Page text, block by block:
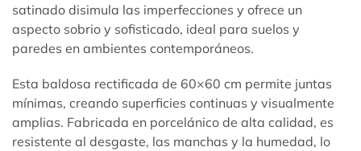
satinado disimula las imperfecciones y ofrece un
aspecto sobrio y sofisticado, ideal para suelos y
paredes en ambientes contemporáneos.
Esta baldosa rectificada de 60×60 cm permite juntas
mínimas, creando superficies continuas y visualmente
amplias. Fabricada en porcelánico de alta calidad, es
resistente al desgaste, las manchas y la humedad, lo